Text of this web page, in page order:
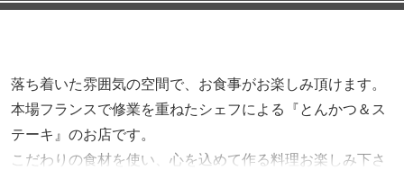
落ち着いた雰囲気の空間で、お食事がお楽しみ頂けます。
本場フランスで修業を重ねたシェフによる『とんかつ＆ス
テーキ』のお店です。
こだわりの食材を使い、心を込めて作る料理お楽しみ下さ